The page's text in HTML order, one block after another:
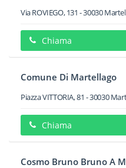
Via ROVIEGO, 131 -30030
Chiama
Comune Di Martellago
Piazza VITTORIA, 81 -30030
Chiama
Cosmo Bruno Bruno A